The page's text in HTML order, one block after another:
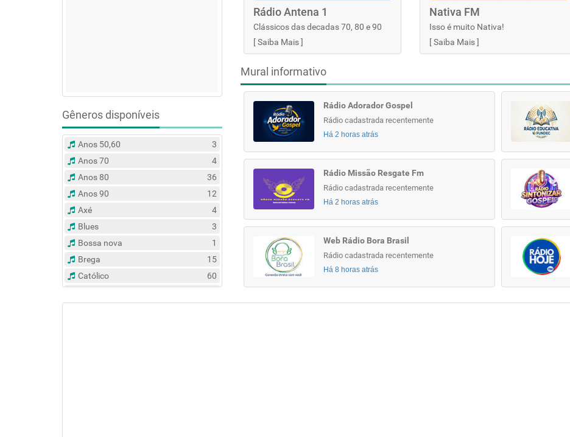
Gêneros disponíveis
Anos 50,60
3
Anos 70
4
Anos 80
36
Anos 90
12
Axé
4
Blues
3
Bossa nova
1
Brega
15
Católico
60
Rádio Antena 1
Clássicos das decadas 70, 80 e 90
[Saiba Mais]
Nativa FM
Isso é muito Nativa!
[Saiba Mais]
Mural informativo
Rádio Adorador Gospel
Rádio cadastrada recentemente
Há 2 horas atrás
Rádio Missão Resgate Fm
Rádio cadastrada recentemente
Há 2 horas atrás
Web Rádio Bora Brasil
Rádio cadastrada recentemente
Há 8 horas atrás